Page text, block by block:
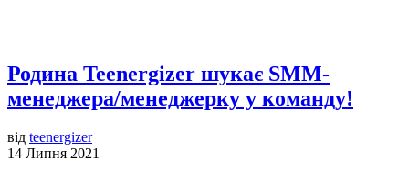
Родина Teenergizer шукає SMM-
менеджера/менеджерку у команду!
від teenergizer
14 Липня 2021